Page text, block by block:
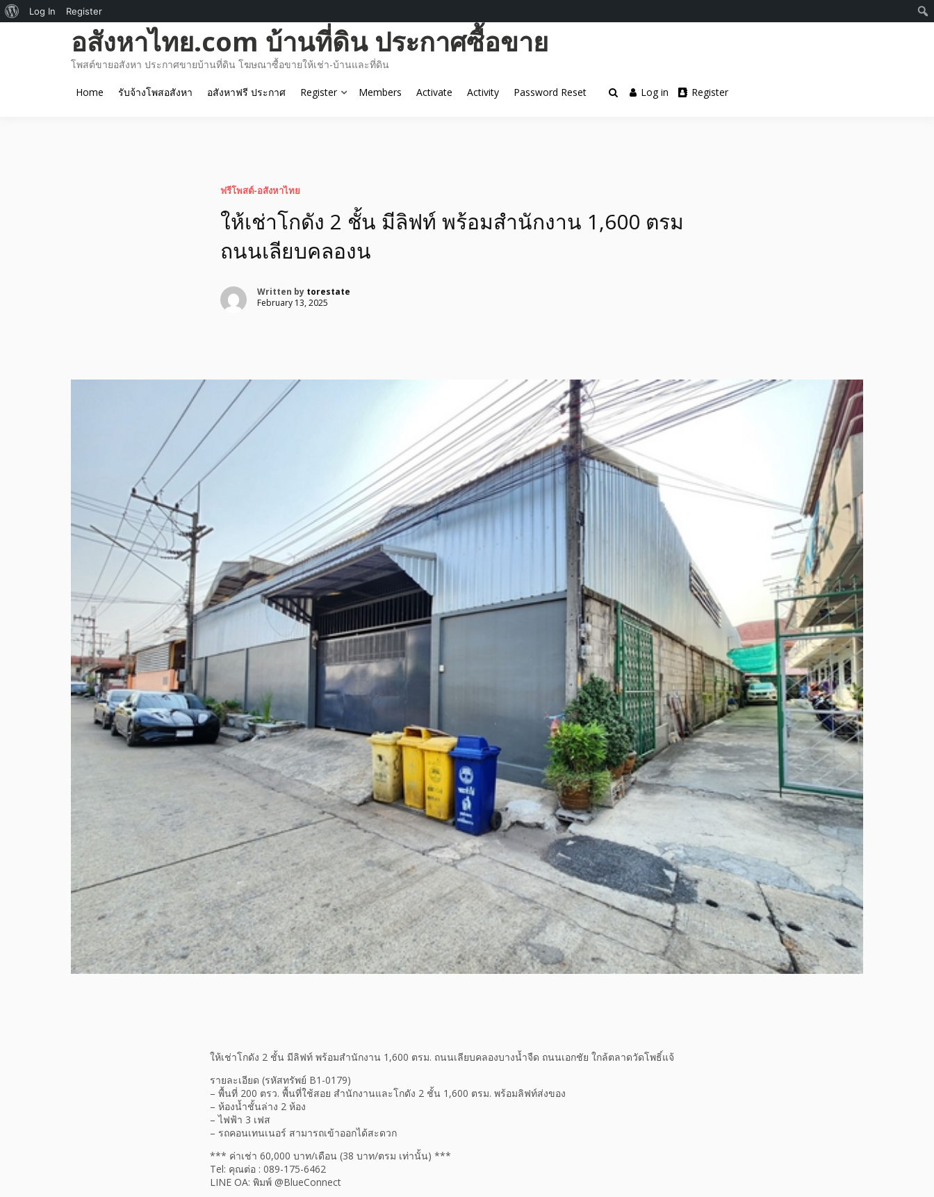
อสังหาไทย.com บ้านที่ดิน ประกาศซื้อขาย
โพสต์ขายอสังหา ประกาศขายบ้านที่ดิน โฆษณาซื้อขายให้เช่า-บ้านและที่ดิน
Home รับจ้างโพสอสังหา อสังหาฟรี ประกาศ Register Members Activate Activity Password Reset Log in Register
ฟรีโพสต์-อสังหาไทย
ให้เช่าโกดัง 2 ชั้น มีลิฟท์ พร้อมสำนักงาน 1,600 ตรม
ถนนเลียบคลองน
Written by torestate
February 13, 2025
ให้เช่าโกดัง 2 ชั้น มีลิฟท์ พร้อมสำนักงาน 1,600 ตรม. ถนนเลียบคลองบางน้ำจืด ถนนเอกชัย ใกล้ตลาดวัดโพธิ์แจ้
รายละเอียด (รหัสทรัพย์ B1-0179)
– พื้นที่ 200 ตรว. พื้นที่ใช้สอย สำนักงานและโกดัง 2 ชั้น 1,600 ตรม. พร้อมลิฟท์ส่งของ
– ห้องน้ำชั้นล่าง 2 ห้อง
– ไฟฟ้า 3 เฟส
– รถคอนเทนเนอร์ สามารถเข้าออกได้สะดวก
*** ค่าเช่า 60,000 บาท/เดือน (38 บาท/ตรม เท่านั้น) ***
Tel: คุณต่อ : 089-175-6462
LINE OA: พิมพ์ @BlueConnect
About
Log In Register